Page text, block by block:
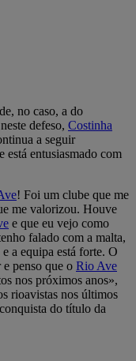
no caso, a do
defeso, Costinha
a seguir
está entusiasmado com
! Foi um clube que me
me valorizou. Houve
e que eu vejo como
falado com a malta,
a equipa está forte. O
penso que o Rio Ave
nos próximos anos»,
rioavistas nos últimos
do título da